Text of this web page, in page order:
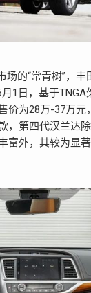
场的“常青树”，
1日，基于
价为28万-37万元
，第四代汉兰达
富外，其较为显